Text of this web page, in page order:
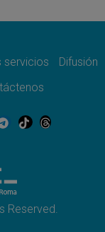
no cesa: 300
solo la
servicios
Difusión
Reserved.